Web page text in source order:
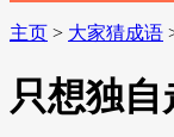
主页 > 大家猜成语
只想独